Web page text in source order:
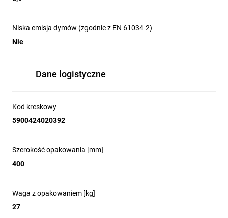
Niska emisja dymów (zgodnie z EN 61034-2)
Nie
Dane logistyczne
Kod kreskowy
5900424020392
Szerokość opakowania [mm]
400
Waga z opakowaniem [kg]
27